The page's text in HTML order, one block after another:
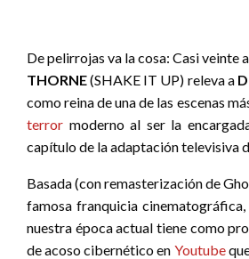
De pelirrojas va la cosa: Casi veinte
THORNE(SHAKE IT UP) releva a
como reina de una de las escenas
terror moderno al ser la
capítulo de la adaptación televisiva
Basada (con remasterización de
famosa franquicia
nuestra época actual tiene como
de acoso cibernético en Youtube